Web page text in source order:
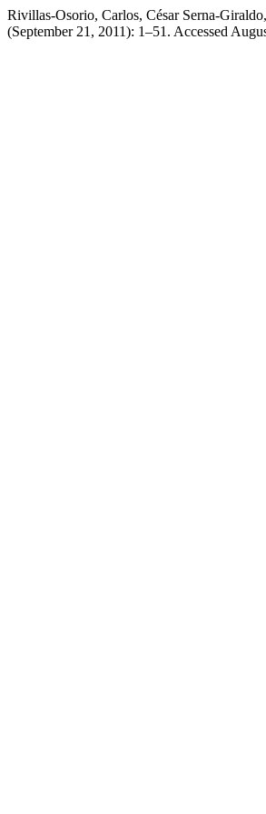
Rivillas-Osorio, Carlos, César Serna-
(September 21, 2011): 1–51. Accessed